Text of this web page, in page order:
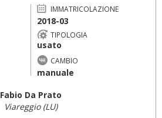
IMMATRICOLAZIONE
2018-03
TIPOLOGIA
usato
CAMBIO
manuale
Fabio Da Prato
Viareggio (LU)